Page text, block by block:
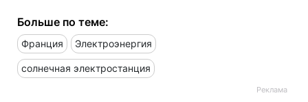
Больше по теме:
Франция Электроэнергия
солнечная электростанция